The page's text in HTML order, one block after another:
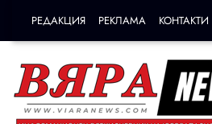
РЕДАКЦИЯ РЕКЛАМА КОНТАКТИ